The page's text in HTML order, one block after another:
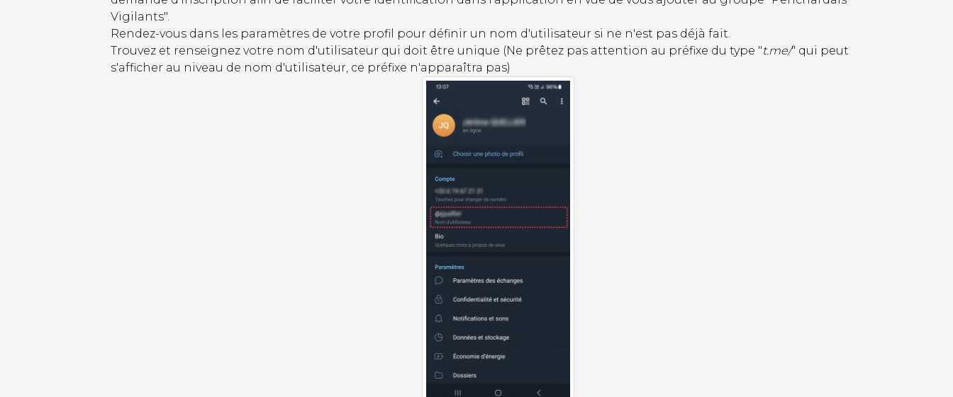
Vigilants".
Rendez-vous dans les paramètres de votre profil pour définir un nom d'utilisateur si ne n'est pas déjà fait.
Trouvez et renseignez votre nom d'utilisateur qui doit être unique (Ne prêtez pas attention au préfixe du type "t.me/" qui peut
s'afficher au niveau de nom d'utilisateur, ce préfixe n'apparaîtra pas)